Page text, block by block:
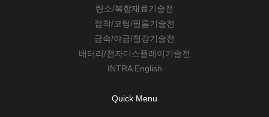
탄소/복합재료기술전
접착/코팅/필름기술전
금속/야금/철강기술전
배터리/전자디스플레이기술전
INTRA English
Quick Menu